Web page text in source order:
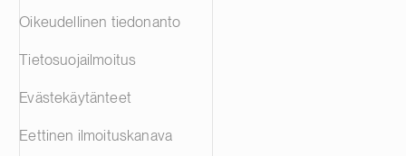
Oikeudellinen tiedonanto
Tietosuojailmoitus
Evästekäytänteet
Eettinen ilmoituskanava